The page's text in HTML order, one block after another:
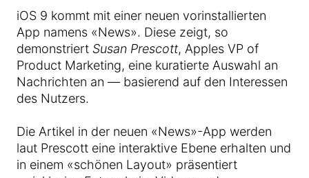
iOS 9 kommt mit einer neuen vorinstallierten
App namens «News». Diese zeigt, so
demonstriert Susan Prescott, Apples VP of
Product Marketing, eine kuratierte Auswahl an
Nachrichten an — basierend auf den Interessen
des Nutzers.
Die Artikel in der neuen «News»-App werden
laut Prescott eine interaktive Ebene erhalten und
in einem «schönen Layout» präsentiert